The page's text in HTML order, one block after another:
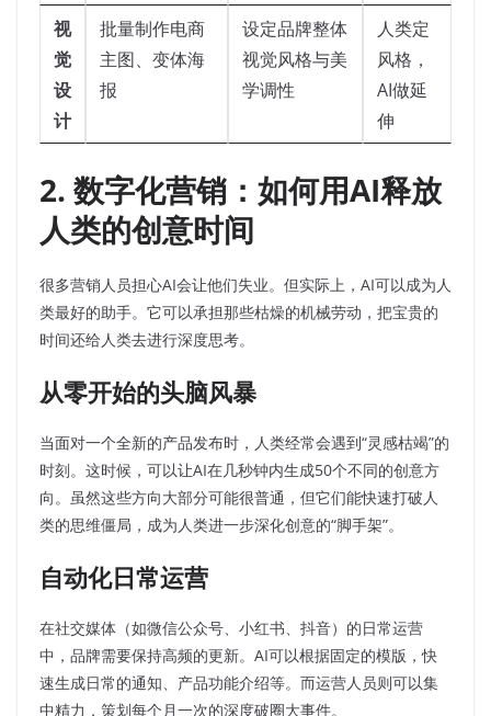
视
觉
设
计
批量制作电商
主图、变体海
报
设定品牌整体
视觉风格与美
学调性
人类定
风格，
AI做延
伸
2. 数字化营销：如何用AI释放
人类的创意时间
很多营销人员担心AI会让他们失业。但实际上，AI可以成为人
类最好的助手。它可以承担那些枯燥的机械劳动，把宝贵的
时间还给人类去进行深度思考。
从零开始的头脑风暴
当面对一个全新的产品发布时，人类经常会遇到“灵感枯竭”的
时刻。这时候，可以让AI在几秒钟内生成50个不同的创意方
向。虽然这些方向大部分可能很普通，但它们能快速打破人
类的思维僵局，成为人类进一步深化创意的“脚手架”。
自动化日常运营
在社交媒体（如微信公众号、小红书、抖音）的日常运营
中，品牌需要保持高频的更新。AI可以根据固定的模版，快
速生成日常的通知、产品功能介绍等。而运营人员则可以集
中精力，策划每个月一次的深度破圈大事件。